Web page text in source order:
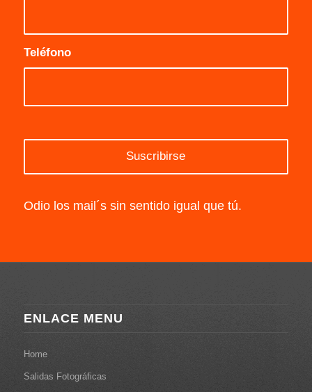
Teléfono
Odio los mail´s sin sentido igual que tú.
ENLACE MENU
Home
Salidas Fotográficas